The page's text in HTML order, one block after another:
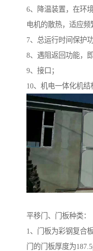
6、降温装置，在环
电机的散热，适应频
7、总运行时间保护功
8、遇阻返回功能，
9、接口；
10、机电一体化机结
平移门、门板种类：
1、门板为彩钢复合
门的门板厚度为